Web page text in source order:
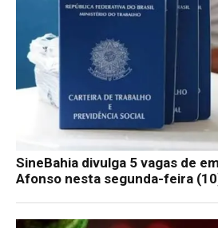
SineBahia divulga 5 vagas de
Afonso nesta segunda-feira